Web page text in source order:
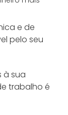
e de
pelo seu
à sua
trabalho é